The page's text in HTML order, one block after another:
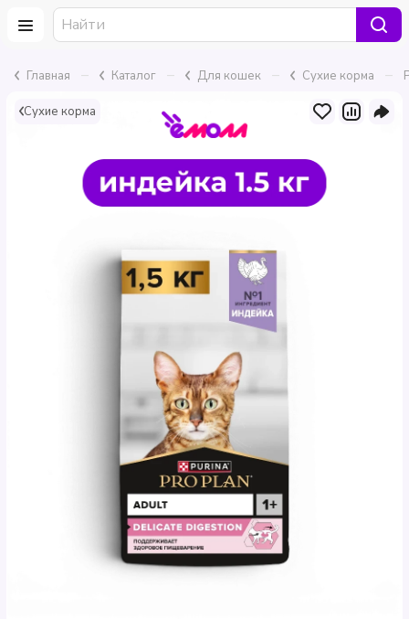
Главная – Каталог – Для кошек – Сухие корма –
Сухие корма